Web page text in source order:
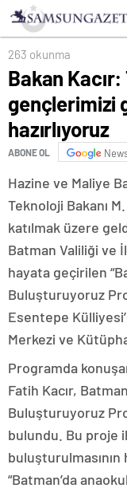
263 okunma
Bakan Kacır:
gençlerimizi
hazırlıyoruz
ABONE OL
Hazine ve Maliye
Teknoloji Bakanı
katılmak üzere
Batman Valiliği ve
hayata geçirilen
Buluşturuyoruz
Esentepe
Merkezi ve
Programda
Fatih Kacır,
Buluşturuyoruz
bulundu. Bu proje
“Batman’da